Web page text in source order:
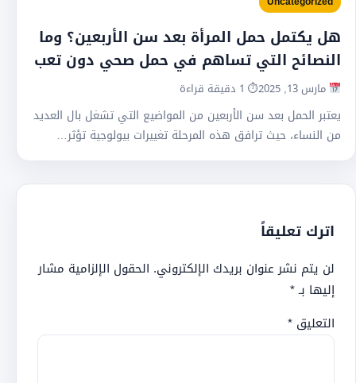
هل يكتمل حمل المرأة بعد سن الأربعين؟ وما
النصائح التي تساهم في حمل صحي دون تعب
مارس 13, 2025 ⏱ 1 دقيقة قراءة
يعتبر الحمل بعد سن الأربعين من المواضيع التي تشغل بال العديد
من النساء، حيث ترافق هذه المرحلة تغييرات بيولوجية تؤثر…
اترك تعليقاً
لن يتم نشر عنوان بريدك الإلكتروني. الحقول الإلزامية مشار
إليها بـ*
التعليق *